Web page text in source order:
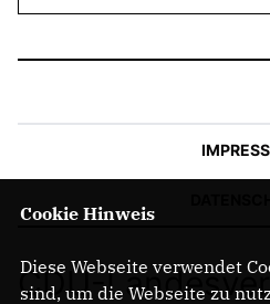
CDU-
Cookie Hinweis
Diese Webseite verwendet
sind, um die Webseite zu